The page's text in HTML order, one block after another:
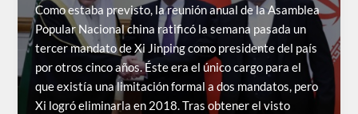
Como estaba previsto, la reunión anual de la Asamblea
Popular Nacional china ratificó la semana pasada un
tercer mandato de Xi Jinping como presidente del país
por otros cinco años. Éste era el único cargo para el
que existía una limitación formal a dos mandatos, pero
Xi logró eliminarla en 2018. Tras obtener el visto